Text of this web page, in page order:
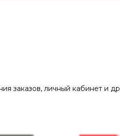
заказов, личный кабинет и